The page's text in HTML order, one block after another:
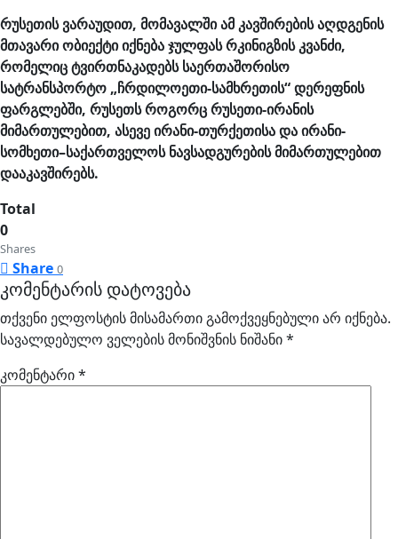
რუსეთის ვარაუდით, მომავალში ამ კავშირების აღდგენის
მთავარი ობიექტი იქნება ჯულფას რკინიგზის კვანძი,
რომელიც ტვირთნაკადებს საერთაშორისო
სატრანსპორტო „ჩრდილოეთი-სამხრეთის“ დერეფნის
ფარგლებში, რუსეთს როგორც რუსეთი-ირანის
მიმართულებით, ასევე ირანი-თურქეთისა და ირანი-
სომხეთი–საქართველოს ნავსადგურების მიმართულებით
დააკავშირებს.
Total
0
Shares
Share 0
კომენტარის დატოვება
თქვენი ელფოსტის მისამართი გამოქვეყნებული არ იქნება.
სავალდებულო ველების მონიშვნის ნიშანი*
კომენტარი*